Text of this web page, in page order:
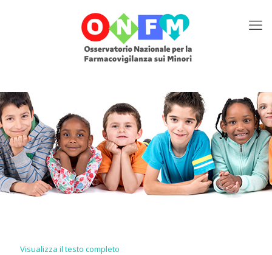
Visualizza il testo completo